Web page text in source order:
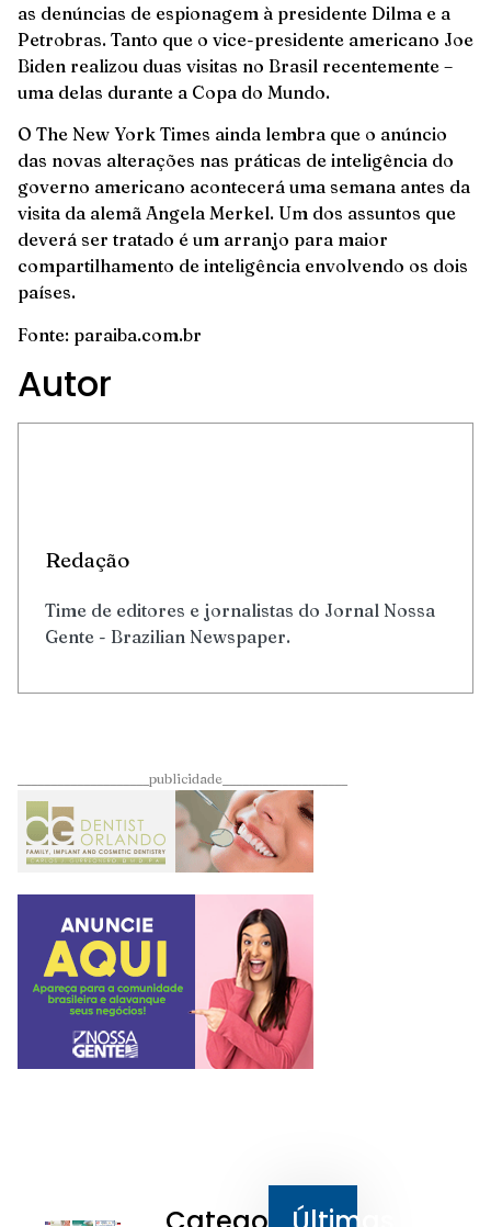
as denúncias de espionagem à presidente Dilma e a
Petrobras. Tanto que o vice-presidente americano Joe
Biden realizou duas visitas no Brasil recentemente –
uma delas durante a Copa do Mundo.
O The New York Times ainda lembra que o anúncio
das novas alterações nas práticas de inteligência do
governo americano acontecerá uma semana antes da
visita da alemã Angela Merkel. Um dos assuntos que
deverá ser tratado é um arranjo para maior
compartilhamento de inteligência envolvendo os dois
países.
Fonte: paraiba.com.br
Autor
Redação
Time de editores e jornalistas do Jornal Nossa
Gente - Brazilian Newspaper.
____________________publicidade___________________